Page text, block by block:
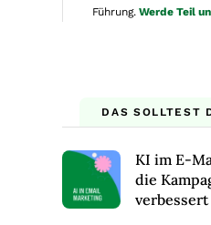
Führung. Werde Teil
DAS SOLLTEST
KI im E-
die
verbessert